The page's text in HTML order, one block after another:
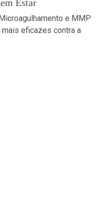
Estar
e MMP
eficazes contra a